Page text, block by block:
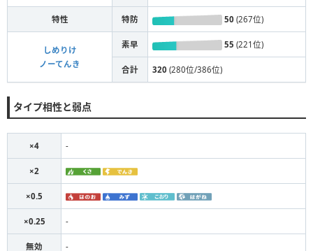
特性 特防 50 (267位)
しめりけ
ノーてんき
素早 55 (221位)
合計 320 (280位/386位)
タイプ相性と弱点
×4 -
×2
×0.5
×0.25 -
無効 -